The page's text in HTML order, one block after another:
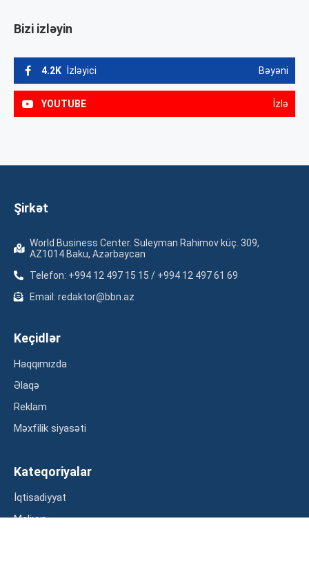
Bizi izləyin
4.2K İzləyici Bəyəni
YOUTUBE İzlə
Şirkət
World Business Center. Suleyman Rahimov küç. 309,
AZ1014 Baku, Azərbaycan
Telefon: +994 12 497 15 15 / +994 12 497 61 69
Email: redaktor@bbn.az
Keçidlər
Haqqımızda
Əlaqə
Reklam
Məxfilik siyasəti
Kateqoriyalar
İqtisadiyyat
Maliyyə